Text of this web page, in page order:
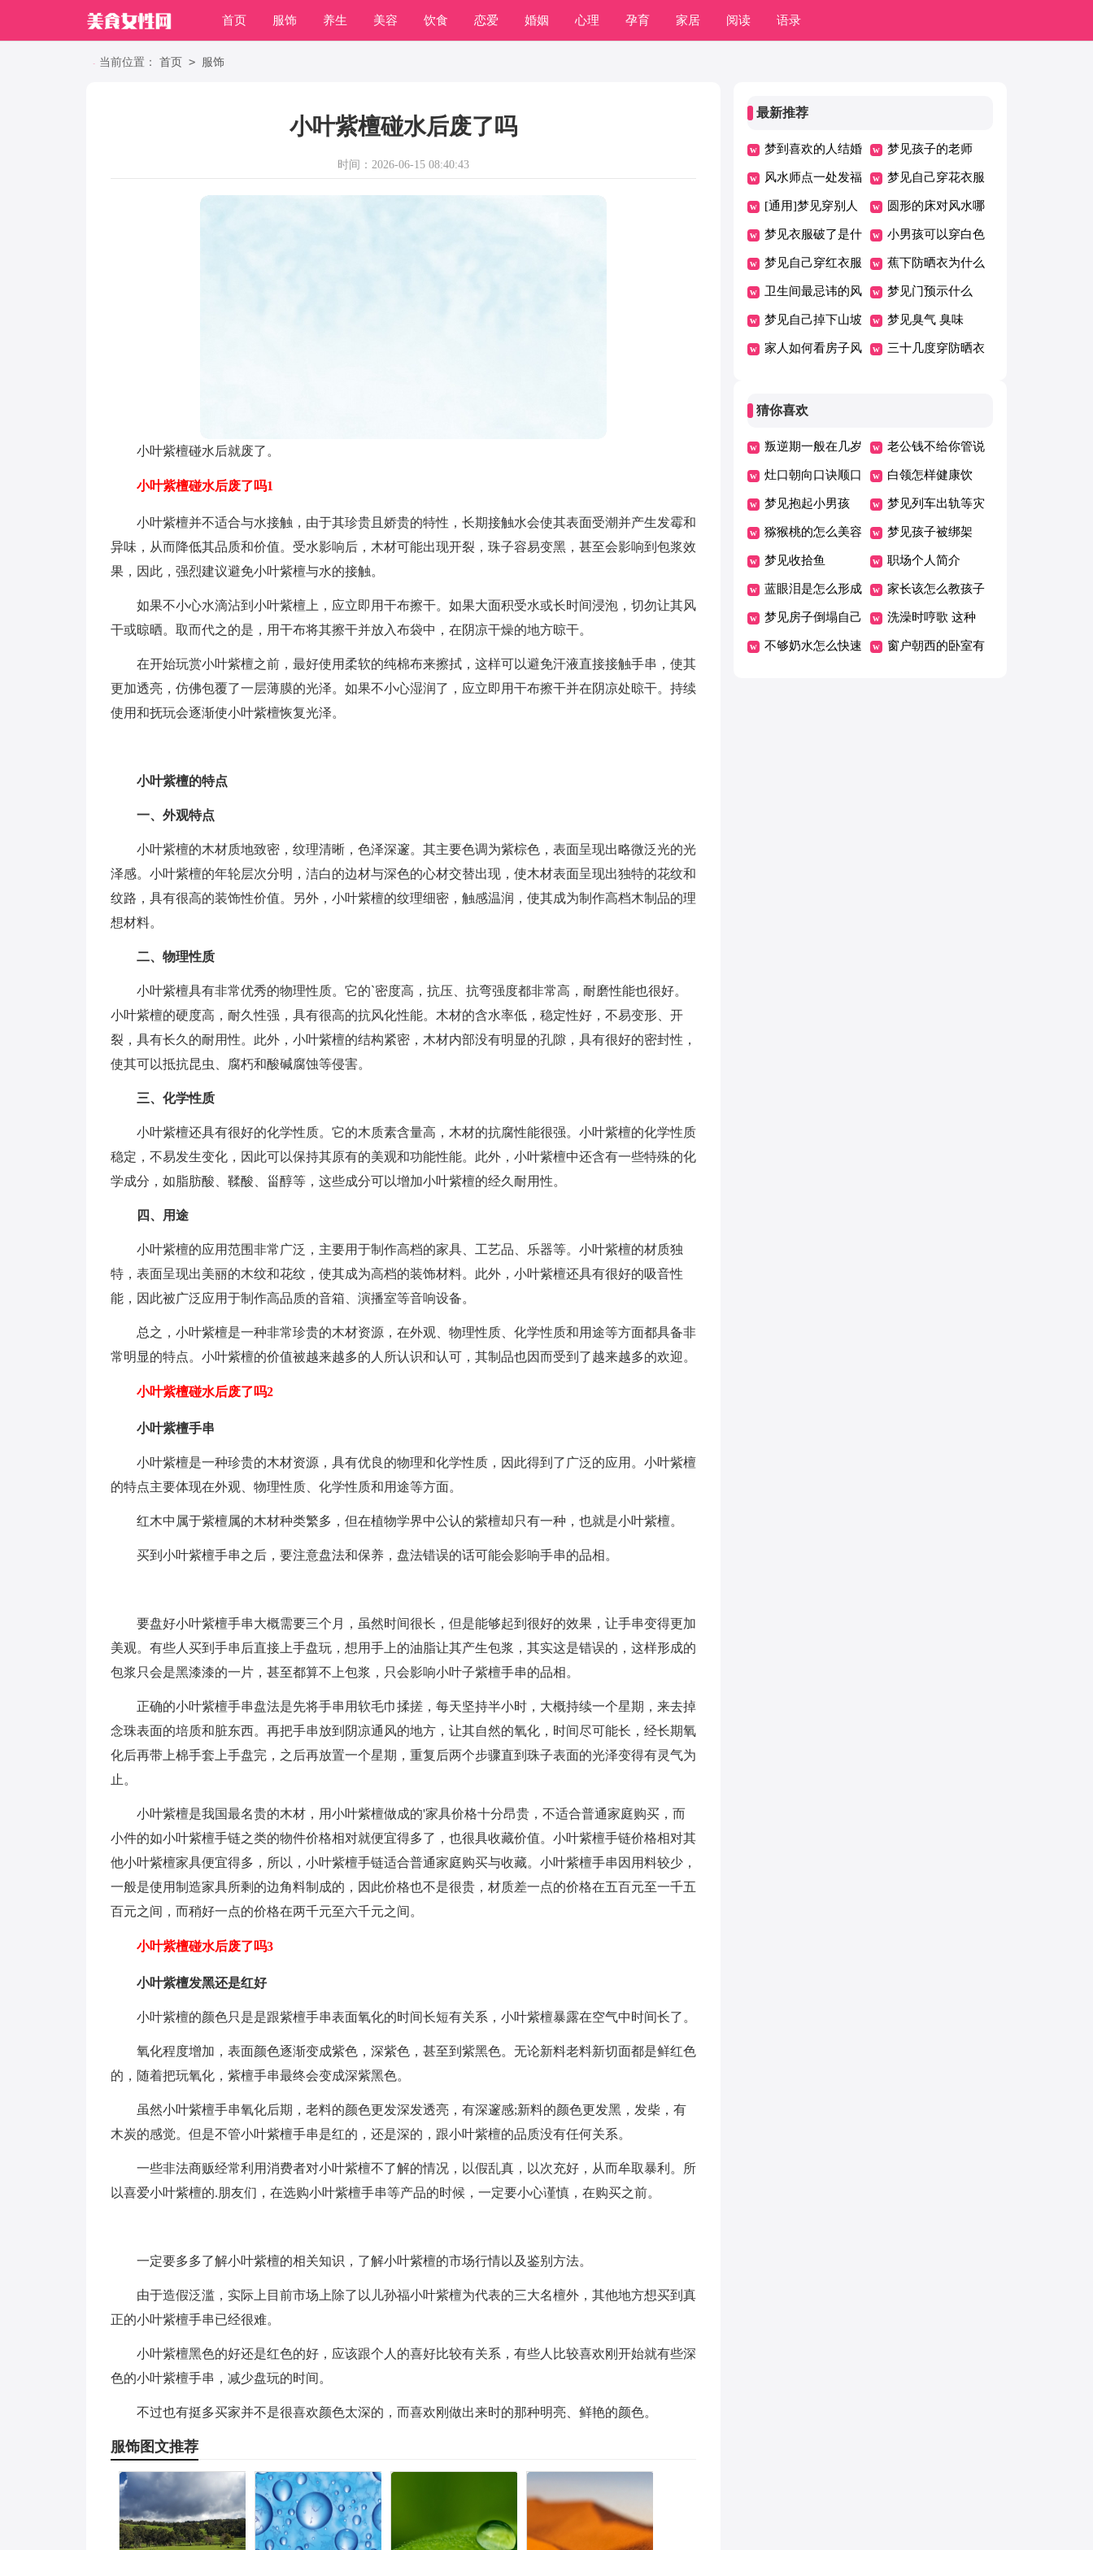
首页 服饰 养生 美容 饮食 恋爱 婚姻 心理 孕育 家居 阅读 语录
职场
当前位置： 首页 > 服饰
小叶紫檀碰水后废了吗
时间：2026-06-15 08:40:43
小叶紫檀碰水后就废了。
小叶紫檀碰水后废了吗1
小叶紫檀并不适合与水接触，由于其珍贵且娇贵的特性，长期接触水会使其表面受潮并产生发霉和
异味，从而降低其品质和价值。受水影响后，木材可能出现开裂，珠子容易变黑，甚至会影响到包浆效
果，因此，强烈建议避免小叶紫檀与水的接触。
如果不小心水滴沾到小叶紫檀上，应立即用干布擦干。如果大面积受水或长时间浸泡，切勿让其风
干或晾晒。取而代之的是，用干布将其擦干并放入布袋中，在阴凉干燥的地方晾干。
在开始玩赏小叶紫檀之前，最好使用柔软的纯棉布来擦拭，这样可以避免汗液直接接触手串，使其
更加透亮，仿佛包覆了一层薄膜的光泽。如果不小心湿润了，应立即用干布擦干并在阴凉处晾干。持续
使用和抚玩会逐渐使小叶紫檀恢复光泽。
小叶紫檀的特点
一、外观特点
小叶紫檀的木材质地致密，纹理清晰，色泽深邃。其主要色调为紫棕色，表面呈现出略微泛光的光
泽感。小叶紫檀的年轮层次分明，洁白的边材与深色的心材交替出现，使木材表面呈现出独特的花纹和
纹路，具有很高的装饰性价值。另外，小叶紫檀的纹理细密，触感温润，使其成为制作高档木制品的理
想材料。
二、物理性质
小叶紫檀具有非常优秀的物理性质。它的`密度高，抗压、抗弯强度都非常高，耐磨性能也很好。
小叶紫檀的硬度高，耐久性强，具有很高的抗风化性能。木材的含水率低，稳定性好，不易变形、开
裂，具有长久的耐用性。此外，小叶紫檀的结构紧密，木材内部没有明显的孔隙，具有很好的密封性，
使其可以抵抗昆虫、腐朽和酸碱腐蚀等侵害。
三、化学性质
小叶紫檀还具有很好的化学性质。它的木质素含量高，木材的抗腐性能很强。小叶紫檀的化学性质
稳定，不易发生变化，因此可以保持其原有的美观和功能性能。此外，小叶紫檀中还含有一些特殊的化
学成分，如脂肪酸、鞣酸、甾醇等，这些成分可以增加小叶紫檀的经久耐用性。
四、用途
小叶紫檀的应用范围非常广泛，主要用于制作高档的家具、工艺品、乐器等。小叶紫檀的材质独
特，表面呈现出美丽的木纹和花纹，使其成为高档的装饰材料。此外，小叶紫檀还具有很好的吸音性
能，因此被广泛应用于制作高品质的音箱、演播室等音响设备。
总之，小叶紫檀是一种非常珍贵的木材资源，在外观、物理性质、化学性质和用途等方面都具备非
常明显的特点。小叶紫檀的价值被越来越多的人所认识和认可，其制品也因而受到了越来越多的欢迎。
小叶紫檀碰水后废了吗2
小叶紫檀手串
小叶紫檀是一种珍贵的木材资源，具有优良的物理和化学性质，因此得到了广泛的应用。小叶紫檀
的特点主要体现在外观、物理性质、化学性质和用途等方面。
红木中属于紫檀属的木材种类繁多，但在植物学界中公认的紫檀却只有一种，也就是小叶紫檀。
买到小叶紫檀手串之后，要注意盘法和保养，盘法错误的话可能会影响手串的品相。
要盘好小叶紫檀手串大概需要三个月，虽然时间很长，但是能够起到很好的效果，让手串变得更加
美观。有些人买到手串后直接上手盘玩，想用手上的油脂让其产生包浆，其实这是错误的，这样形成的
包浆只会是黑漆漆的一片，甚至都算不上包浆，只会影响小叶子紫檀手串的品相。
正确的小叶紫檀手串盘法是先将手串用软毛巾揉搓，每天坚持半小时，大概持续一个星期，来去掉
念珠表面的培质和脏东西。再把手串放到阴凉通风的地方，让其自然的氧化，时间尽可能长，经长期氧
化后再带上棉手套上手盘完，之后再放置一个星期，重复后两个步骤直到珠子表面的光泽变得有灵气为
止。
小叶紫檀是我国最名贵的木材，用小叶紫檀做成的'家具价格十分昂贵，不适合普通家庭购买，而
小件的如小叶紫檀手链之类的物件价格相对就便宜得多了，也很具收藏价值。小叶紫檀手链价格相对其
他小叶紫檀家具便宜得多，所以，小叶紫檀手链适合普通家庭购买与收藏。小叶紫檀手串因用料较少，
一般是使用制造家具所剩的边角料制成的，因此价格也不是很贵，材质差一点的价格在五百元至一千五
百元之间，而稍好一点的价格在两千元至六千元之间。
小叶紫檀碰水后废了吗3
小叶紫檀发黑还是红好
小叶紫檀的颜色只是是跟紫檀手串表面氧化的时间长短有关系，小叶紫檀暴露在空气中时间长了。
氧化程度增加，表面颜色逐渐变成紫色，深紫色，甚至到紫黑色。无论新料老料新切面都是鲜红色
的，随着把玩氧化，紫檀手串最终会变成深紫黑色。
虽然小叶紫檀手串氧化后期，老料的颜色更发深发透亮，有深邃感;新料的颜色更发黑，发柴，有
木炭的感觉。但是不管小叶紫檀手串是红的，还是深的，跟小叶紫檀的品质没有任何关系。
一些非法商贩经常利用消费者对小叶紫檀不了解的情况，以假乱真，以次充好，从而牟取暴利。所
以喜爱小叶紫檀的.朋友们，在选购小叶紫檀手串等产品的时候，一定要小心谨慎，在购买之前。
一定要多多了解小叶紫檀的相关知识，了解小叶紫檀的市场行情以及鉴别方法。
由于造假泛滥，实际上目前市场上除了以儿孙福小叶紫檀为代表的三大名檀外，其他地方想买到真
正的小叶紫檀手串已经很难。
小叶紫檀黑色的好还是红色的好，应该跟个人的喜好比较有关系，有些人比较喜欢刚开始就有些深
色的小叶紫檀手串，减少盘玩的时间。
不过也有挺多买家并不是很喜欢颜色太深的，而喜欢刚做出来时的那种明亮、鲜艳的颜色。
服饰图文推荐
最新推荐
梦到喜欢的人结婚
了是什么意思
梦见孩子的老师
风水师点一处发福
至富的狠穴
梦见自己穿花衣服
是什么意思
[通用]梦见穿别人
的衣服
圆形的床对风水哪
里不好了
梦见衣服破了是什
么意思
小男孩可以穿白色
长袜吗
梦见自己穿红衣服
是什么意思
蕉下防晒衣为什么
那么贵
卫生间最忌讳的风
水问题
梦见门预示什么
梦见自己掉下山坡 梦见臭气 臭味
家人如何看房子风 三十几度穿防晒衣
猜你喜欢
叛逆期一般在几岁
到几岁之间
老公钱不给你管说
明什么
灶口朝向口诀顺口
溜
白领怎样健康饮
食？
梦见抱起小男孩 梦见列车出轨等灾
难时你冷静控制局
面
猕猴桃的怎么美容 梦见孩子被绑架
梦见收拾鱼 职场个人简介
蓝眼泪是怎么形成
的
家长该怎么教孩子
做作业
梦见房子倒塌自己
没事
洗澡时哼歌 这种
行为有益健康吗？
不够奶水怎么快速 窗户朝西的卧室有